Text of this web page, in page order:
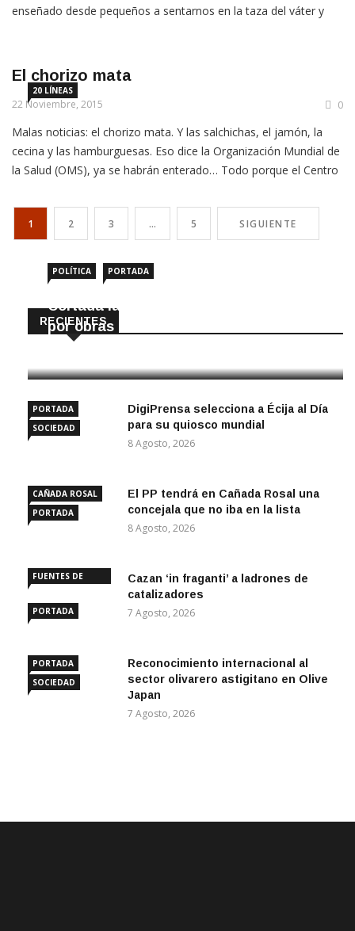
enseñado desde pequeños a sentarnos en la taza del váter y
estábamos en un error. […]
20 LÍNEAS
El chorizo mata
22 Noviembre, 2015 0
Malas noticias: el chorizo mata. Y las salchichas, el jamón, la
cecina y las hamburguesas. Eso dice la Organización Mundial de
la Salud (OMS), ya se habrán enterado… Todo porque el Centro
estudios epidemiológicos “sugerían que los pequeños aumentos
en el riesgo de varios tipos de […]
1 2 3 … 5 SIGUIENTE
RECIENTES
POLÍTICA PORTADA
Cortada la SE-9105 hacia La Montiela
por obras hasta final de año
PORTADA
SOCIEDAD
DigiPrensa selecciona a Écija al Día
para su quiosco mundial
8 Agosto, 2026
CAÑADA ROSAL
PORTADA
El PP tendrá en Cañada Rosal una
concejala que no iba en la lista
8 Agosto, 2026
FUENTES DE
PORTADA
Cazan ‘in fraganti’ a ladrones de
catalizadores
7 Agosto, 2026
PORTADA
SOCIEDAD
Reconocimiento internacional al
sector olivarero astigitano en Olive
Japan
7 Agosto, 2026